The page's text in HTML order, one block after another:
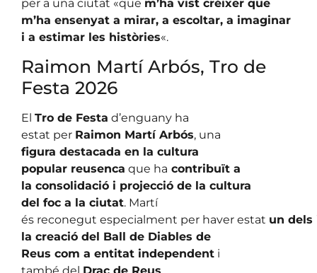
per a una ciutat «que m’ha vist créixer que
m’ha ensenyat a mirar, a escoltar, a imaginar
i a estimar les històries«.
Raimon Martí Arbós, Tro de
Festa 2026
El Tro de Festa d’enguany ha
estat per Raimon Martí Arbós, una
figura destacada en la cultura
popular reusenca que ha contribuït a
la consolidació i projecció de la cultura
del foc a la ciutat. Martí
és reconegut especialment per haver estat un dels
la creació del Ball de Diables de
Reus com a entitat independent i